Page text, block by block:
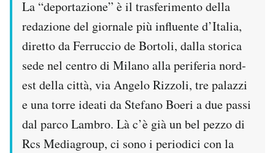
La “deportazione” è il trasferimento della
redazione del giornale più influente d’Italia,
diretto da Ferruccio de Bortoli, dalla storica
sede nel centro di Milano alla periferia nord-
est della città, via Angelo Rizzoli, tre palazzi
e una torre ideati da Stefano Boeri a due passi
dal parco Lambro. Là c’è già un bel pezzo di
Rcs Mediagroup, ci sono i periodici con la